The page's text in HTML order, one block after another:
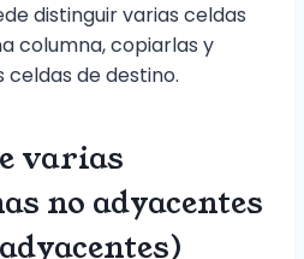
distinguir varias celdas
columna, copiarlas y
celdas de destino.
varias
no adyacentes